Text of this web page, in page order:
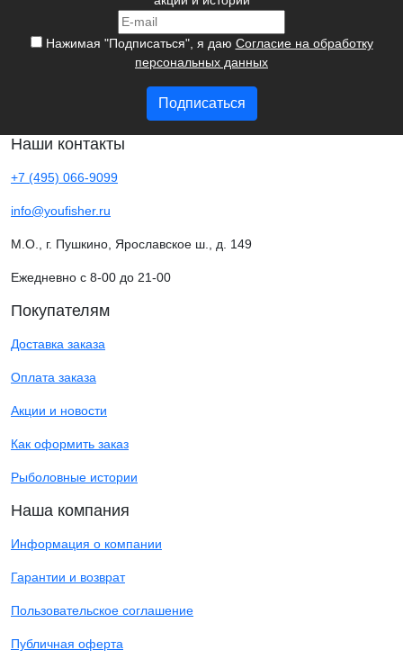
Нажимая "Подписаться", я даю Согласие на обработку
персональных данных
Подписаться
Наши контакты
+7 (495) 066-9099
info@youfisher.ru
М.О., г. Пушкино, Ярославское ш., д. 149
Ежедневно с 8-00 до 21-00
Покупателям
Доставка заказа
Оплата заказа
Акции и новости
Как оформить заказ
Рыболовные истории
Наша компания
Информация о компании
Гарантии и возврат
Пользовательское соглашение
Публичная оферта